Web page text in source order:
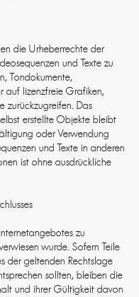
die Urheberrechte der
und Texte zu
Tondokumente,
auf lizenzfreie Grafiken,
zurückzugreifen. Das
erstellte Objekte bleibt
oder Verwendung
und Texte in anderen
ist ohne ausdrückliche
zu
wurde. Sofern Teile
der geltenden Rechtslage
sollten, bleiben die
und ihrer Gültigkeit davon